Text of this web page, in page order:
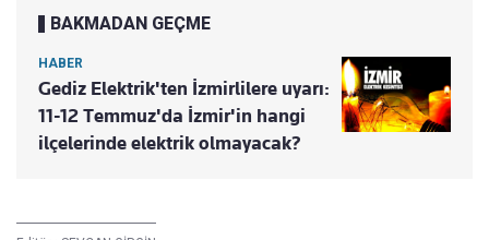
BAKMADAN GEÇME
HABER
Gediz Elektrik'ten İzmirlilere uyarı:
11-12 Temmuz'da İzmir'in hangi
ilçelerinde elektrik olmayacak?